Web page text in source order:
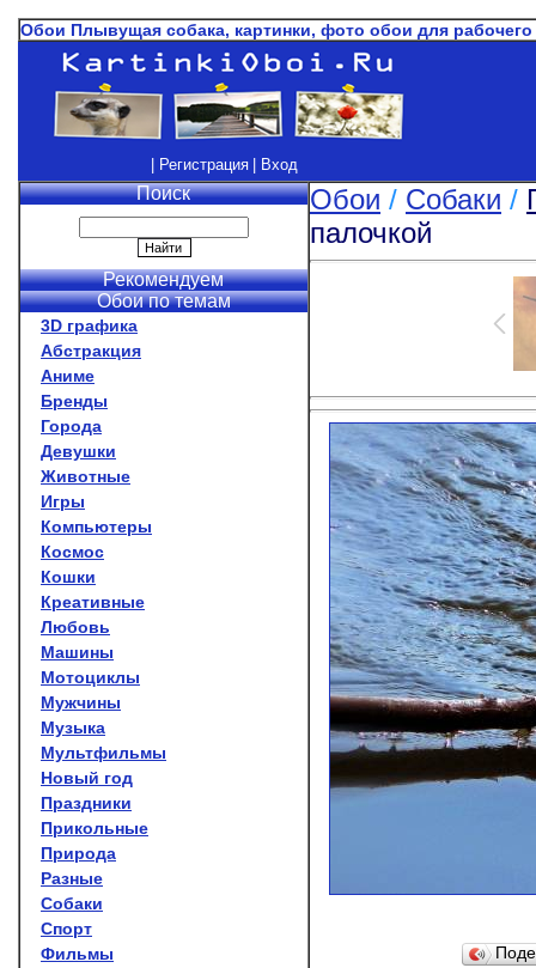
Обои Плывущая собака, картинки, фото обои для
| Регистрация | Вход
Поиск
Рекомендуем
Обои по темам
3D графика
Абстракция
Аниме
Бренды
Города
Девушки
Животные
Игры
Компьютеры
Космос
Кошки
Креативные
Любовь
Машины
Мотоциклы
Мужчины
Музыка
Мультфильмы
Новый год
Праздники
Прикольные
Природа
Разные
Собаки
Спорт
Фильмы
Обои / Собаки /
палочкой